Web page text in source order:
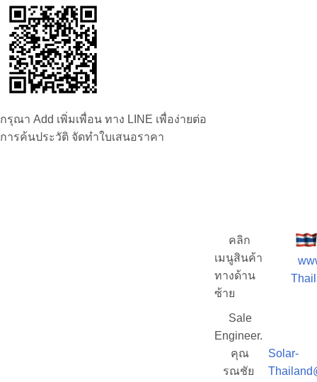
กรุณา Add เพิ่มเพื่อน ทาง LINE เพื่อง่ายต่อ
การค้นประวัติ จัดทำใบเสนอราคา
คลิก
เมนูสินค้า
ทางด้าน
ซ้าย
Sale
Engineer.
คุณ
รณชัย
Solar-